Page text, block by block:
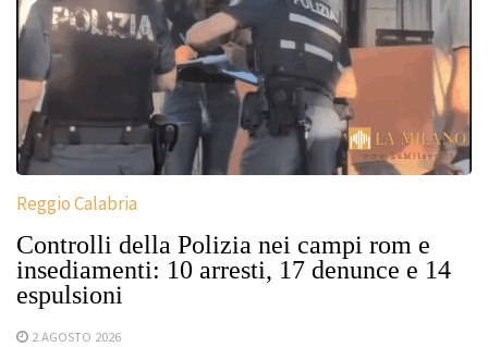
Reggio Calabria
Controlli della Polizia nei campi rom e
insediamenti: 10 arresti, 17 denunce e 14
espulsioni
2 AGOSTO 2026